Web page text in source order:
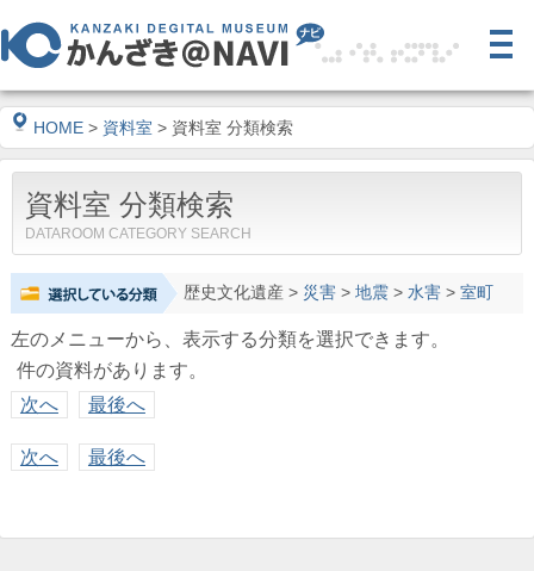
HOME > 資料室 > 資料室 分類検索
資料室 分類検索
DATAROOM CATEGORY SEARCH
歴史文化遺産> 災害> 地震> 水害> 室町
左のメニューから、表示する分類を選択できます。
件の資料があります。
次へ
最後へ
次へ 最後へ